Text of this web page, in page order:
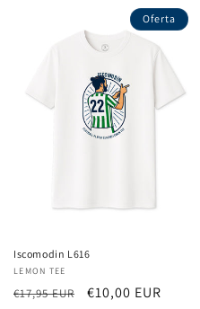
Oferta
Iscomodin L616
Proveedor:
LEMON TEE
Precio
€17,95 EUR
Precio
€10,00 EUR